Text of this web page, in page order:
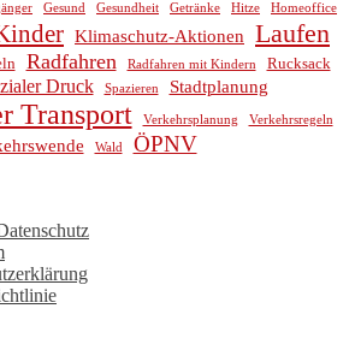
Gesund Gesundheit Getränke Hitze Homeoffice
Klimaschutz-Aktionen Laufen
Radfahren Radfahren mit Kindern Rucksack
Druck Spazieren Stadtplanung
Transport Verkehrsplanung Verkehrsregeln
Wald ÖPNV